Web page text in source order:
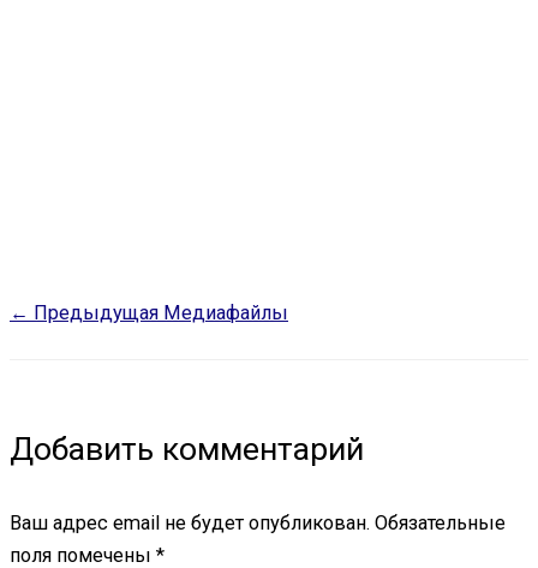
← Предыдущая Медиафайлы
Добавить комментарий
Ваш адрес email не будет опубликован. Обязательные
поля помечены *